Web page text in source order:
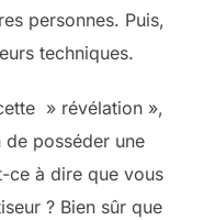
personnes. Puis,
techniques.
» révélation »,
de posséder une
ce à dire que vous
? Bien sûr que